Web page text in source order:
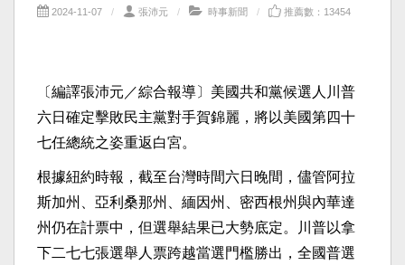
2024-11-07 張沛元 時事新聞 推薦數：13454
〔編譯張沛元／綜合報導〕美國共和黨候選人川普
六日確定擊敗民主黨對手賀錦麗，將以美國第四十
七任總統之姿重返白宮。
根據紐約時報，截至台灣時間六日晚間，儘管阿拉
斯加州、亞利桑那州、緬因州、密西根州與內華達
州仍在計票中，但選舉結果已大勢底定。川普以拿
下二七七張選舉人票跨越當選門檻勝出，全國普選